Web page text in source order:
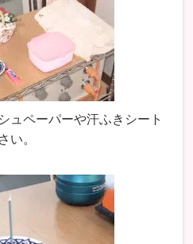
ュペーパーや汗ふきシート
い。